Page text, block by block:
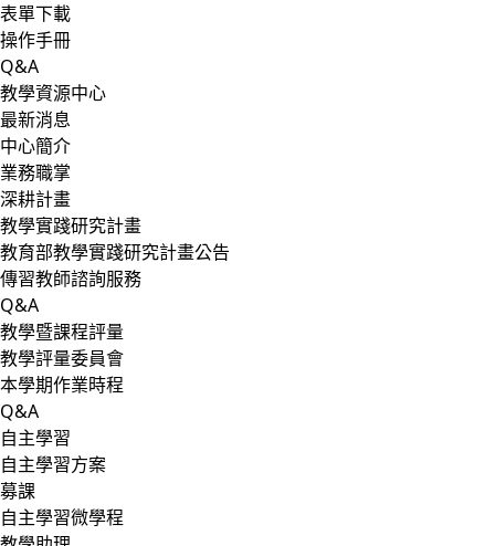
表單下載
操作手冊
Q&A
教學資源中心
最新消息
中心簡介
業務職掌
深耕計畫
教學實踐研究計畫
教育部教學實踐研究計畫公告
傳習教師諮詢服務
Q&A
教學暨課程評量
教學評量委員會
本學期作業時程
Q&A
自主學習
自主學習方案
募課
自主學習微學程